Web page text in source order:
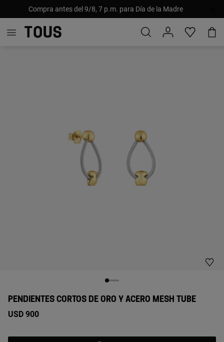
Compra antes del 9/8, 7 p.m. para Día de la Madre
PENDIENTES CORTOS DE ORO Y ACERO MESH TUBE
USD 900